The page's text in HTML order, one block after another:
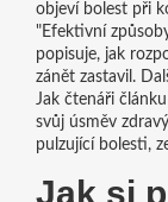
objeví bolest při
"Efektivní
popisuje, jak
zánět zastavil.
Jak čtenáři
svůj úsměv
pulzující bolesti,
Jak si